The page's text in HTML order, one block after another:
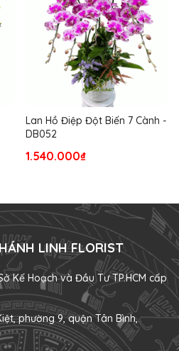
Lan Hồ Điệp Đột Biến 7 Cành -
DB052
1.540.000₫
LINH FLORIST
Kế Hoạch và Đầu Tư TP.HCM cấp
phường 9, quận Tân Bình,